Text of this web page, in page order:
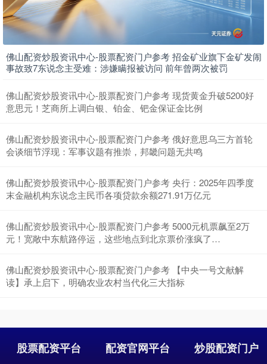
佛山配资炒股资讯中心-股票配资门户参考 招金矿业旗下金矿发闹
事故致7东说念主受难：涉嫌瞒报被访问 前年曾两次被罚
佛山配资炒股资讯中心-股票配资门户参考 现货黄金升破5200好
意思元！芝商所上调白银、铂金、钯金保证金比例
佛山配资炒股资讯中心-股票配资门户参考 俄好意思乌三方首轮
会谈细节浮现：军事议题有推崇，邦畿问题无共鸣
佛山配资炒股资讯中心-股票配资门户参考 央行：2025年四季度
末金融机构东说念主民币各项贷款余额271.91万亿元
佛山配资炒股资讯中心-股票配资门户参考 5000元机票飙至2万
元！宽敞中东航路停运，这些地点到北京票价涨疯了…
佛山配资炒股资讯中心-股票配资门户参考 【中央一号文献解
读】承上启下，明确农业农村当代化三大指标
股票配资平台 配资官网平台 炒股配资门户